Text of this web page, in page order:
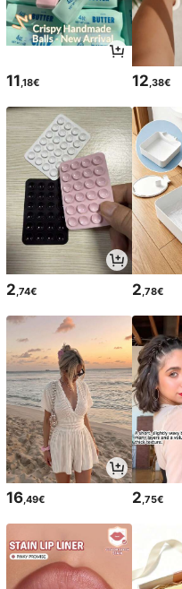
11,18€ 12,38€
2 ,74€ 2 ,78€
16 ,49€ 2 ,75€